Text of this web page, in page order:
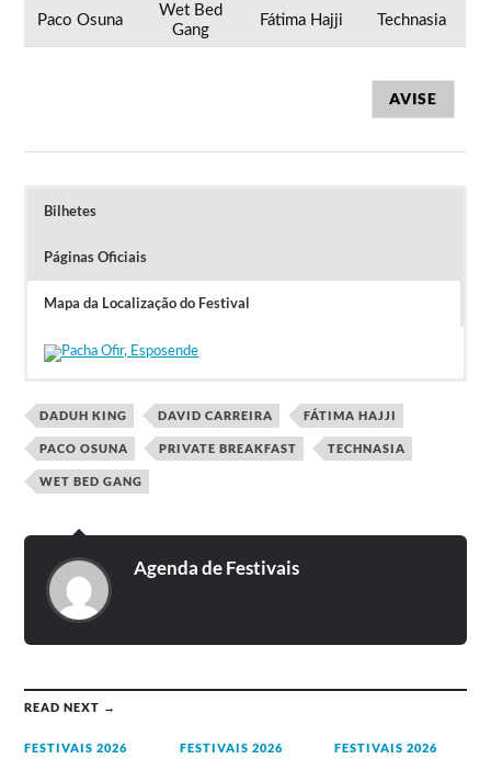
Paco Osuna
Wet Bed
Gang
Fátima Hajji Technasia
AVISE
Bilhetes
Páginas Oficiais
Mapa da Localização do Festival
2.ª edição (em 4 de dezembro):
40€ – Área VIP – Bar aberto
DADUH KING DAVID CARREIRA FÁTIMA HAJJI
PACO OSUNA PRIVATE BREAKFAST TECHNASIA
WET BED GANG
Agenda de Festivais
READ NEXT →
FESTIVAIS 2026 FESTIVAIS 2026 FESTIVAIS 2026